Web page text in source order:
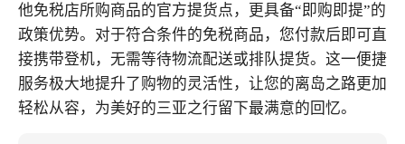
他免税店所购商品的官方提货点，更具备“即购即提”的
政策优势。对于符合条件的免税商品，您付款后即可直
接携带登机，无需等待物流配送或排队提货。这一便捷
服务极大地提升了购物的灵活性，让您的离岛之路更加
轻松从容，为美好的三亚之行留下最满意的回忆。